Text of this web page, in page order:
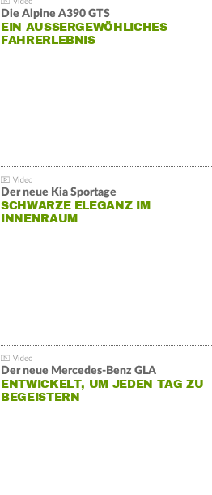
Die Alpine A390 GTS
EIN AUSSERGEWÖHLICHES F
AHRERLEBNIS
Der neue Kia Sportage
SCHWARZE ELEGANZ IM
INNENRAUM
Der neue Mercedes-Benz GLA
ENTWICKELT, UM JEDEN TAG ZU
BEGEISTERN